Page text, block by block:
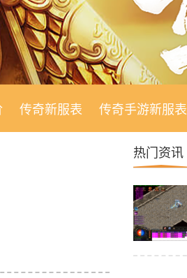
传奇新服表 传奇手游新服表
热门资讯